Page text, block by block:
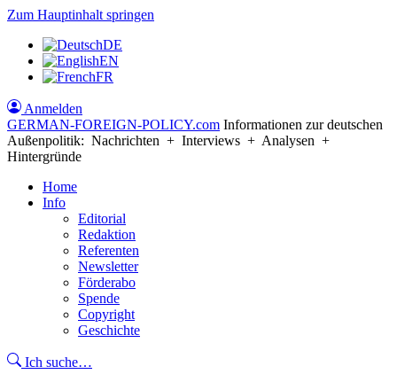
Zum Hauptinhalt springen
DE
EN
FR
Anmelden
GERMAN-FOREIGN-POLICY.com Informationen zur deutschen
Außenpolitik: Nachrichten + Interviews + Analysen +
Hintergründe
Home
Info
Editorial
Redaktion
Referenten
Newsletter
Förderabo
Spende
Copyright
Geschichte
Ich suche…